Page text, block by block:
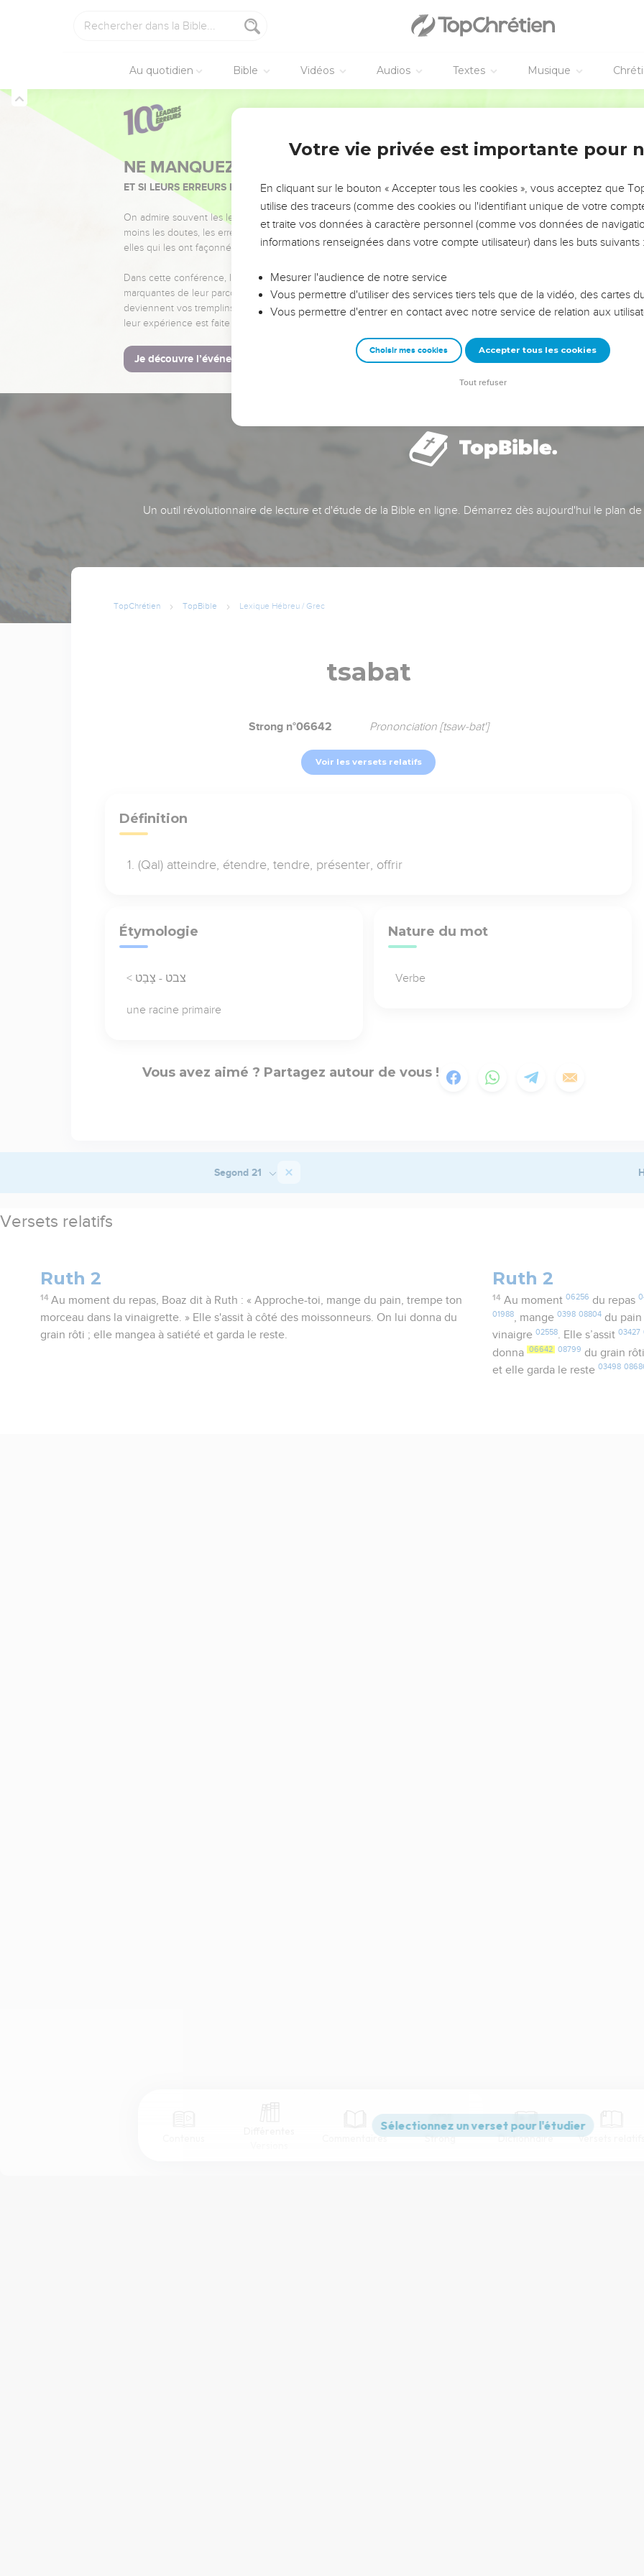
Au quotidien Bible Vidéos Audios Textes Musique
NE MANQUEZ PAS L’ÉVÉNEMENT DE L’ANNÉE !
ET SI LEURS ERREURS POUVAIENT VOUS ÉVITER LES VOTRES ?
On admire souvent les leaders pour leurs réussites, leur impact, leur foi ou leur vision. Mais on voit
moins les doutes, les erreurs et les saisons difficiles qu'ils ont traversés, alors même que ce sont
elles qui les ont façonnés.
Dans cette conférence, leaders, entrepreneurs, et responsables reviennent sur les erreurs
marquantes de leur parcours et les clés pour avancer avec plus de sagesse afin que leurs erreurs
deviennent vos tremplins. Que vous guidiez un ministère, une équipe, un groupe ou une famille,
leur expérience est faite pour vous.
Je découvre l’événement
Un outil révolutionnaire de lecture et d'étude de la Bible en ligne. Démarrez dès aujourd'hui le plan
TopChrétien TopBible Lexique Hébreu / Grec
tsabat
Strong n°06642 Prononciation [tsaw-bat']
Voir les versets relatifs
Définition
(Qal) atteindre, étendre, tendre, présenter, offrir
Étymologie
< צבט - צָבַט
une racine primaire
Nature du mot
Verbe
Vous avez aimé ? Partagez autour de vous !
Commentaires Strong Dictionnaire Versets relatifs
Segond 21
Versets relatifs
Ruth 2
14 Au moment du repas, Boaz dit à Ruth : « Approche-toi, mange du pain, trempe ton
morceau dans la vinaigrette. » Elle s'assit à côté des moissonneurs. On lui donna du
grain rôti ; elle mangea à satiété et garda le reste.
Ruth 2
14 Au moment 06256 du repas
01988, mange0398 08804 du
vinaigre02558. Elle s’assit03427
donna 06642 08799 du grain
et elle garda le reste03498
Votre vie privée est importante pour
En cliquant sur le bouton « Accepter tous les cookies », vous acceptez que
utilise des traceurs (comme des cookies ou l'identifiant unique de votre
et traite vos données à caractère personnel (comme vos données de
informations renseignées dans votre compte utilisateur) dans les buts suivants :
Mesurer l'audience de notre service
Vous permettre d'utiliser des services tiers tels que de la vidéo, des cartes
Vous permettre d'entrer en contact avec notre service de relation aux
Choisir mes cookies Accepter tous les cookies
Tout refuser